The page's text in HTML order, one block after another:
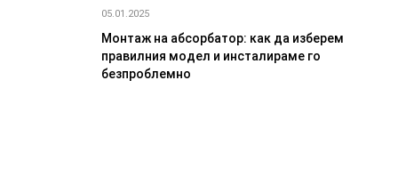
05.01.2025
Монтаж на абсорбатор: как да изберем
правилния модел и инсталираме го
безпроблемно